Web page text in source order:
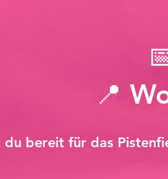
📍
du bereit für das